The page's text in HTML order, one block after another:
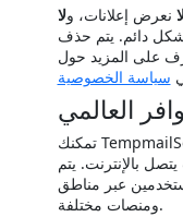
نعرض إعلانات، ولا
بشكل دائم. يتم حذف
بعد 30 يومًا. تعرف على المزيد حول
سياسة الخصوصية
العالمي
تمكنك TempmailSo من الوصول إليها في جميع أنحاء العالم
بالإنترنت. يتم
عبر مناطق
ومنصات مختلفة.